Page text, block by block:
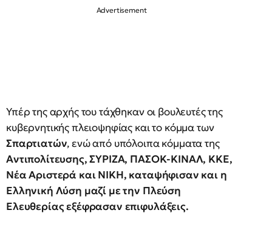
Υπέρ της αρχής του τάχθηκαν οι βουλευτές της
κυβερνητικής πλειοψηφίας και το κόμμα των
Σπαρτιατών, ενώ από υπόλοιπα κόμματα της
Αντιπολίτευσης, ΣΥΡΙΖΑ, ΠΑΣΟΚ-ΚΙΝΑΛ, ΚΚΕ,
Νέα Αριστερά και ΝΙΚΗ, καταψήφισαν και η
Ελληνική Λύση μαζί με την Πλεύση
Ελευθερίας εξέφρασαν επιφυλάξεις.